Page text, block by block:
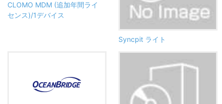
CLOMO MDM (追加年間ライ
センス)/1デバイス
Syncpit ライト